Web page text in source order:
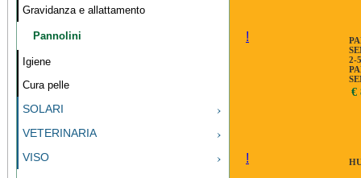
Gravidanza e allattamento
Pannolini
Igiene
Cura pelle
SOLARI
VETERINARIA
VISO
!
2-
2-
€
!